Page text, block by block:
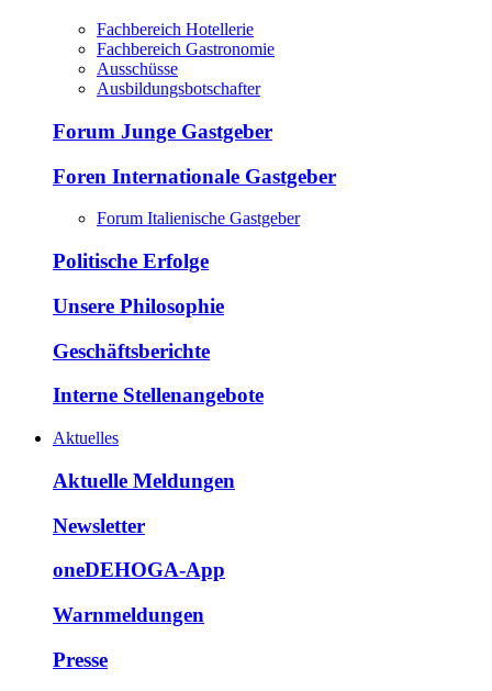
Fachbereich Hotellerie
Fachbereich Gastronomie
Ausschüsse
Ausbildungsbotschafter
Forum Junge Gastgeber
Foren Internationale Gastgeber
Forum Italienische Gastgeber
Politische Erfolge
Unsere Philosophie
Geschäftsberichte
Interne Stellenangebote
Aktuelles
Aktuelle Meldungen
Newsletter
oneDEHOGA-App
Warnmeldungen
Presse